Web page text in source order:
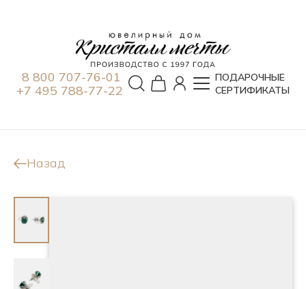
8 800 707-76-01
+7 495 788-77-22
ПОДАРОЧНЫЕ
СЕРТИФИКАТЫ
Назад